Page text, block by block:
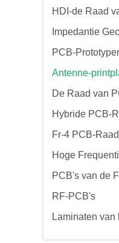
HDI-de Raad
Impedantie
PCB-
Antenne-
De Raad van
Hybride PCB-
Fr-4 PCB-Raad
Hoge
PCB's van de
RF-PCB's
Laminaten van